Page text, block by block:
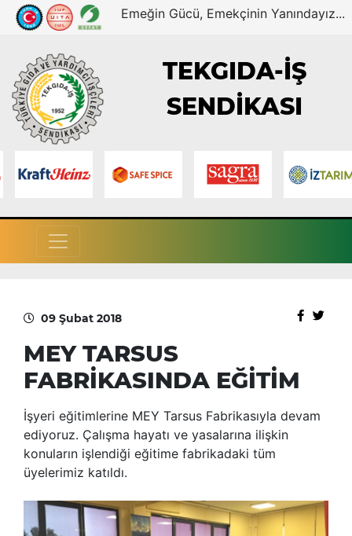
Emeğin Gücü, Emekçinin Yanındayız...
TEKGIDA-İŞ
SENDİKASI
09 Şubat 2018
MEY TARSUS
FABRİKASINDA EĞİTİM
İşyeri eğitimlerine MEY Tarsus Fabrikasıyla devam
ediyoruz. Çalışma hayatı ve yasalarına ilişkin
konuların işlendiği eğitime fabrikadaki tüm
üyelerimiz katıldı.